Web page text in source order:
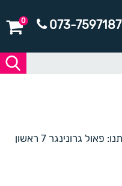
073-7597187
0
רובין ריד בית דפוס המוביל את התחום בישראל, מעניק הפקות דפוס שונות: הזמנות לאירועים, ניירת משרדית, מתקני תצוגה מכון העתקות ועוד באיכות ללא פשרות! כתובתנו: פאול גרונינגר 7 ראשון